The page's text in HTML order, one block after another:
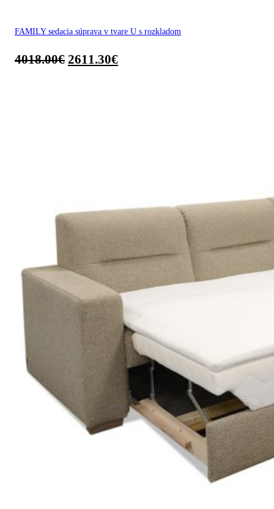
FAMILY sedacia súprava v tvare U s rozkladom
4018.00€ 2611.30€